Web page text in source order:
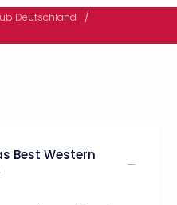
Deutschland /
Best Western